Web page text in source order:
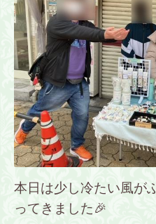
本日は少し冷たい風が
ってきました🎉